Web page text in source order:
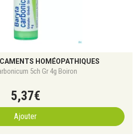
HOMÉOPATHIQUES
5ch Gr 4g Boiron
5,37€
Ajouter